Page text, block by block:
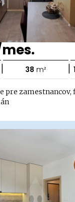
| 38 m² |
pre